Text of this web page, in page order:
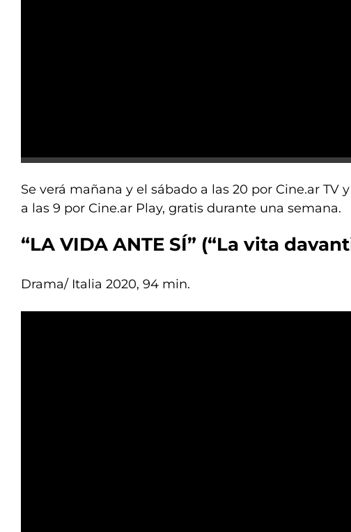
Se verá mañana y el sábado a las 20 por Cine.ar TV
a las 9 por Cine.ar Play, gratis durante una semana.
“LA VIDA ANTE SÍ” (“La vita
Drama/ Italia 2020, 94 min.